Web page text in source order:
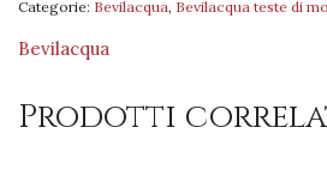
cm
quantità
Categorie: Bevilacqua, Bevilacqua teste di
Bevilacqua
Prodotti